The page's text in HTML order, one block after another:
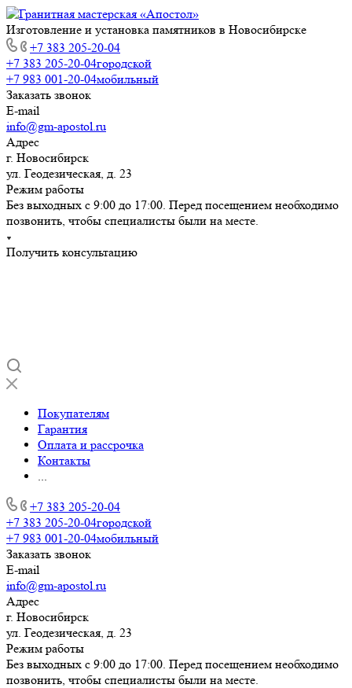
Изготовление и установка памятников в Новосибирске
+7 383 205-20-04
+7 383 205-20-04городской
+7 983 001-20-04мобильный
Заказать звонок
E-mail
info@gm-apostol.ru
Адрес
г. Новосибирск
ул. Геодезическая, д. 23
Режим работы
Без выходных с 9:00 до 17:00. Перед посещением необходимо
позвонить, чтобы специалисты были на месте.
Получить консультацию
Покупателям
Гарантия
Оплата и рассрочка
Контакты
...
+7 383 205-20-04
+7 383 205-20-04городской
+7 983 001-20-04мобильный
Заказать звонок
E-mail
info@gm-apostol.ru
Адрес
г. Новосибирск
ул. Геодезическая, д. 23
Режим работы
Без выходных с 9:00 до 17:00. Перед посещением необходимо
позвонить, чтобы специалисты были на месте.